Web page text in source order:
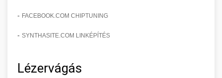
- FACEBOOK.COM CHIPTUNING
- SYNTHASITE.COM LINKÉPÍTÉS
Lézervágás